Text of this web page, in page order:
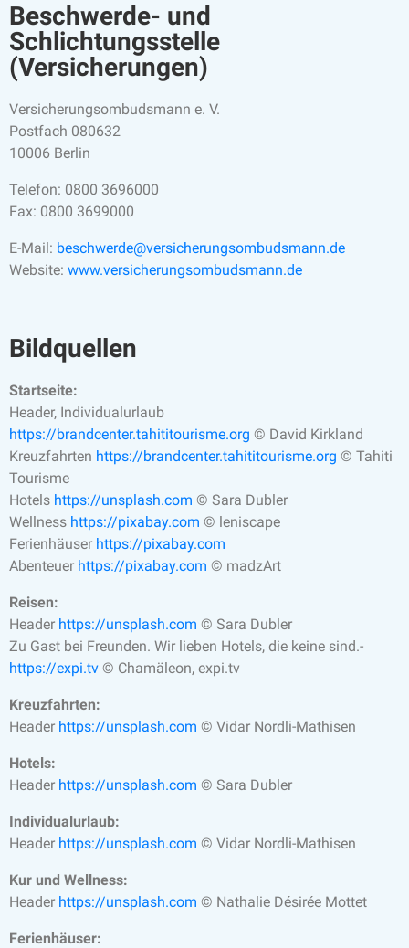
Beschwerde- und
Schlichtungsstelle
(Versicherungen)
Versicherungsombudsmann e. V.
Postfach 080632
10006 Berlin
Telefon: 0800 3696000
Fax: 0800 3699000
E-Mail: beschwerde@versicherungsombudsmann.de
Website: www.versicherungsombudsmann.de
Bildquellen
Startseite:
Header, Individualurlaub
https://brandcenter.tahititourisme.org © David Kirkland
Kreuzfahrten https://brandcenter.tahititourisme.org © Tahiti
Tourisme
Hotels https://unsplash.com © Sara Dubler
Wellness https://pixabay.com © leniscape
Ferienhäuser https://pixabay.com
Abenteuer https://pixabay.com © madzArt
Reisen:
Header https://unsplash.com © Sara Dubler
Zu Gast bei Freunden. Wir lieben Hotels, die keine sind.-
https://expi.tv © Chamäleon, expi.tv
Kreuzfahrten:
Header https://unsplash.com © Vidar Nordli-Mathisen
Hotels:
Header https://unsplash.com © Sara Dubler
Individualurlaub:
Header https://unsplash.com © Vidar Nordli-Mathisen
Kur und Wellness:
Header https://unsplash.com © Nathalie Désirée Mottet
Ferienhäuser: